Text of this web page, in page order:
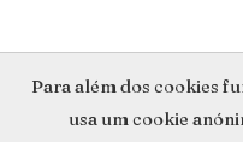
Política de Privacidade
Para além dos cookies
usa um cookie